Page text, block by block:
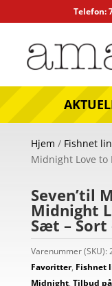
Telefon:
Hjem / Fishnet
Midnight Love to
Seven’til
Midnight
Sæt – Sort
Varenummer (SKU):
Favoritter, Fishnet
Midnight, Tilbud